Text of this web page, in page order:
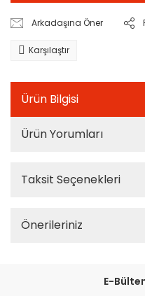
Arkadaşına Öner
Karşılaştır
Ürün Bilgisi
Ürün Yorumları
Taksit Seçenekleri
Önerileriniz
E-